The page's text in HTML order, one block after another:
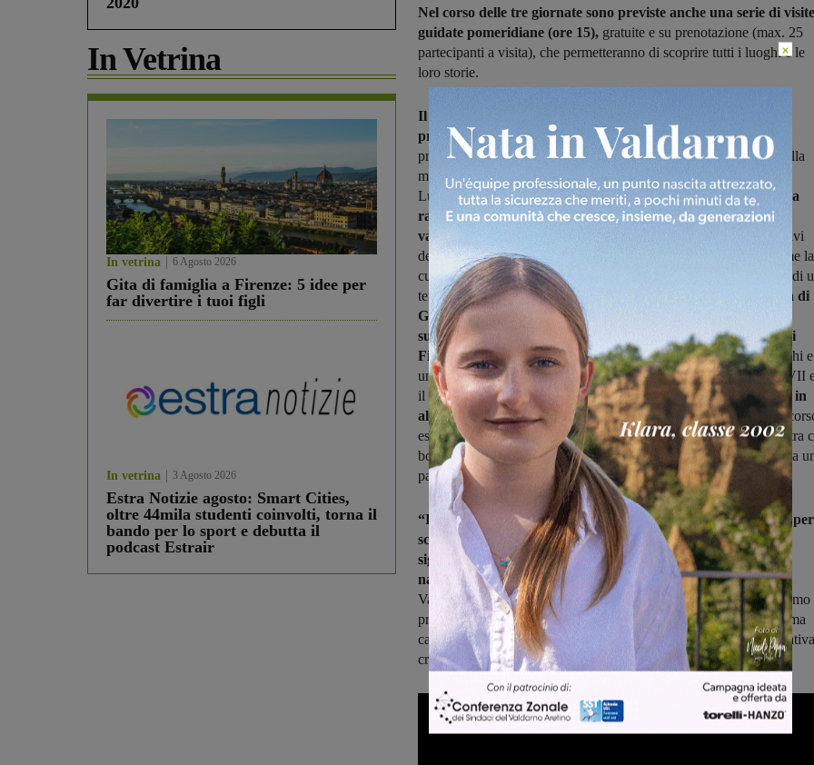
In Vetrina
In vetrina 6 Agosto 2026
Gita di famiglia a Firenze: 5 idee per
far divertire i tuoi figli
In vetrina 3 Agosto 2026
Estra Notizie agosto: Smart Cities,
oltre 44mila studenti coinvolti, torna il
bando per lo sport e debutta il
podcast Estrair
Nel corso delle tre giornate sono previste anche una serie di visite
guidate pomeridiane (ore 15), gratuite e su prenotazione (max. 25
partecipanti a visita), che permetteranno di scoprire tutti i luoghi e le
loro storie.
Il Museo della Collegiata custodisce un patrimonio di grande
pregio:dipinti, arredi sacri, oreficerie, paramenti e codici miniati
provenienti dalla Collegiata stessa o da chiese limitrofe, insieme alla
monumentale pala con il Martirio di San Lorenzo realizzata da
Ludovico Cardi, detto il Cigoli.La Casa della Civiltà Contadina
racconta invece la vita ed il lavoro della comunità agricola
valdarnese, attraverso due sezioni
: una dedicata ai cicli produttivi
della campagna e una che ricostruisce gli ambienti domestici, come la
cucina e la camera, offrendo un affresco vivido della quotidianità di
tempo.L’Antica Spezieria Serristori conserva una rara tavola di
Giovanni di Tano Fei del 1399, originariamente collocata
sull’altare della cappella dell’ospedale della SS. Annunziata di
Figline.Accanto a questa, si possono ammirare arredi ottocenteschi e
una selezione di oggetti d’uso in maiolica e vetro databili tra il XVII
il XIX secolo. Infine,la Fondazione Giovanni Pratesi, ospitata in
alcuni ambienti dell’antico Spedale Serristori,propone un
espositivo che raccoglie importanti opere del XVI-XVIII secolo, tra
bozzetti del Volterrano, di Ciro Ferri e del Giambologna, insieme a
particolare collezione di pietre provenienti dall’Arno.
“I Sabati della Cultura rappresentano un’occasione preziosa per
scoprire, o in alcuni casi riscoprire, alcuni dei luoghi più
significativi del nostro territorio, dal punto di vista storico,
naturalistico e artistico– spiegano il Sindaco di Figline e Incisa
Valdarno e l’Assessore alla cultura. – Con questa iniziativa vogliamo
proporre una visione della cultura non limitata al singolo evento, ma
capace di stimolare e coinvolgere la comunità in maniera
creando occasioni di crescita e di condivisione”.
×